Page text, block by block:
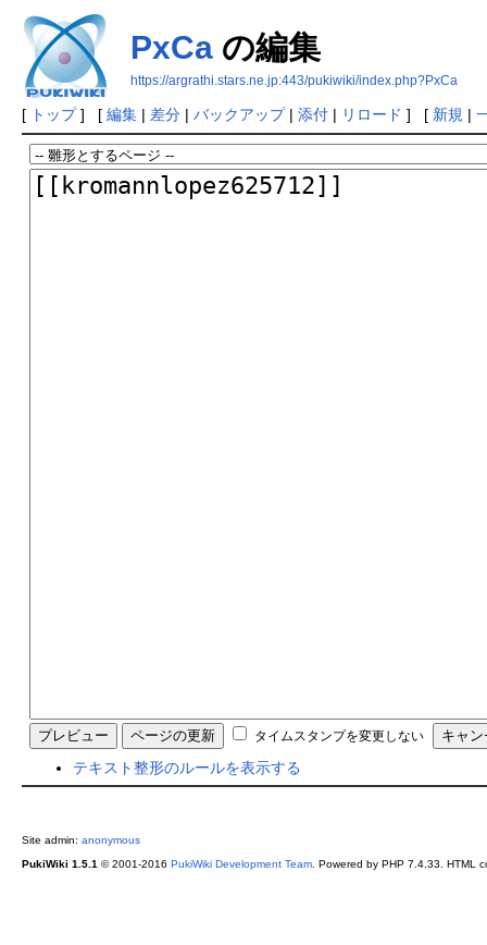
PxCaの編集
https://argrathi.stars.ne.jp:443/pukiwiki/index.php?PxCa
[ トップ] [ 編集| 差分| バックアップ| 添付| リロード ] [ 新規 |
タイムスタンプを変更しない
テキスト整形のルールを表示する
Site admin: anonymous
PukiWiki 1.5.1 © 2001-2016 PukiWiki Development Team. Powered by PHP 7.4.33. HTML